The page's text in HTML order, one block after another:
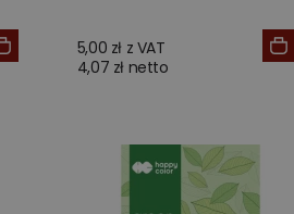
5,00 zł z VAT
4,07 zł netto